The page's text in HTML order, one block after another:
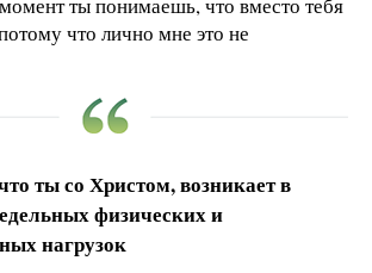
момент ты понимаешь, что вместо тебя
что лично мне это не
ты со Христом, возникает в
физических и
нагрузок